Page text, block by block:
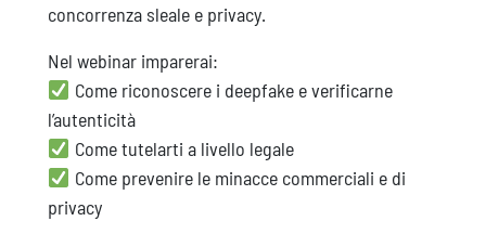
concorrenza sleale e privacy.
Nel webinar imparerai:
Come riconoscere i deepfake e verificarne
l’autenticità
Come tutelarti a livello legale
Come prevenire le minacce commerciali e di
privacy